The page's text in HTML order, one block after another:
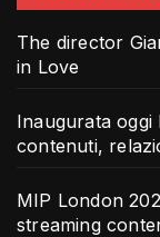
The director
in Love
Inaugurata
contenuti,
MIP London
streaming